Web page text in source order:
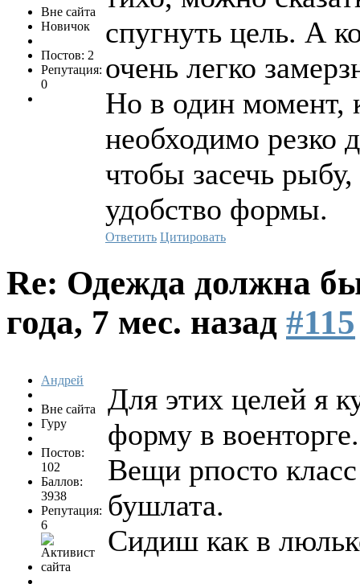
Вне сайта
Новичок
Постов: 2
Репутация:
0
спугнуть цель. А
очень легко
Но в один момент,
необходимо резко
чтобы засечь
удобство формы.
Ответить Цитировать
Re: Одежда должна
года, 7 мес. назад #115
Андрей
Вне сайта
Гуру
Постов:
102
Баллов:
3938
Репутация:
6
Для этих целей я
форму в военторге.
Вещи рпосто
бушлата.
Сидиш как в